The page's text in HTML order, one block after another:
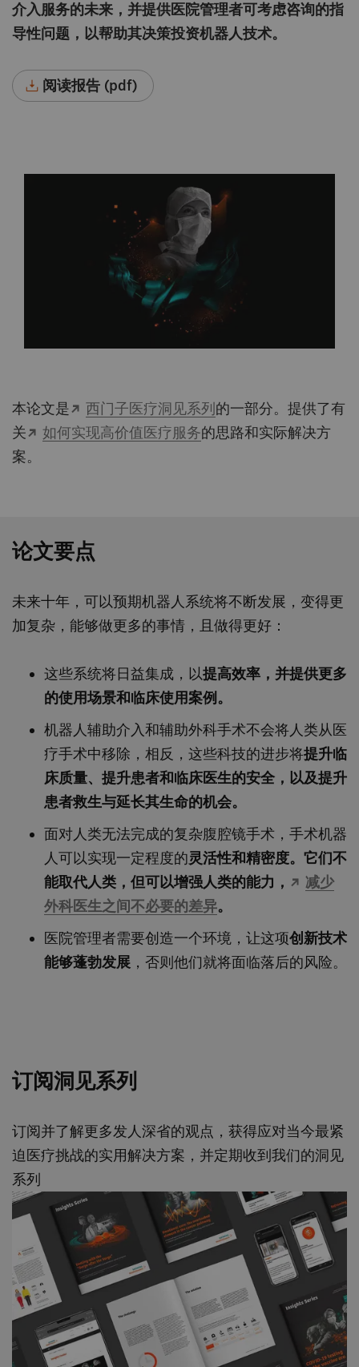
介入服务的未来，并提供医院管理者可考虑咨询的指
导性问题，以帮助其决策投资机器人技术。
阅读报告 (pdf)
本论文是 西门子医疗洞见系列 的一部分。提供了有
关
如何实现高价值医疗服务的思路和实际解决方
案。
论文要点
未来十年，可以预期机器人系统将不断发展，变得更
加复杂，能够做更多的事情，且做得更好：
这些系统将日益集成，以提高效率，并提供更多
的使用场景和临床使用案例。
机器人辅助介入和辅助外科手术不会将人类从医
疗手术中移除，相反，这些科技的进步将提升临
床质量、提升患者和临床医生的安全，以及提升
患者救生与延长其生命的机会。
面对人类无法完成的复杂腹腔镜手术，手术机器
人可以实现一定程度的灵活性和精密度。它们不
能取代人类，但可以增强人类的能力，
减少
外科医生之间不必要的差异。
医院管理者需要创造一个环境，让这项创新技术
能够蓬勃发展 ，否则他们就将面临落后的风险。
订阅洞见系列
订阅并了解更多发人深省的观点，获得应对当今最紧
迫医疗挑战的实用解决方案，并定期收到我们的洞见
系列